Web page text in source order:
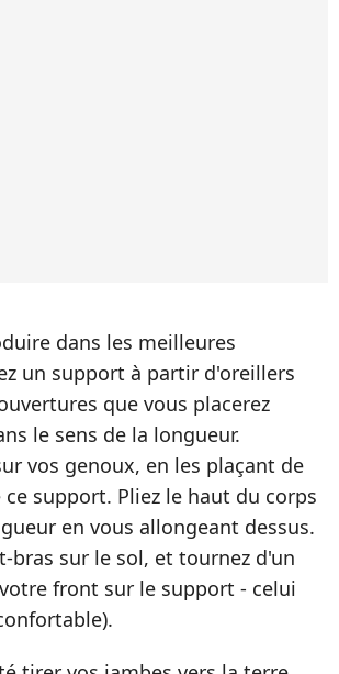
dans les meilleures
un support à partir d'oreillers
que vous placerez
le sens de la longueur.
vos genoux, en les plaçant de
support. Pliez le haut du corps
en vous allongeant dessus.
bras sur le sol, et tournez d'un
front sur le support - celui